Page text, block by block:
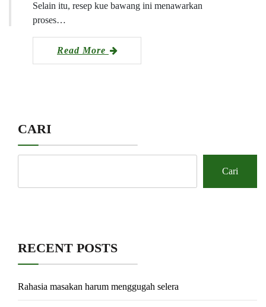
Selain itu, resep kue bawang ini menawarkan
proses…
Read More
CARI
Cari
RECENT POSTS
Rahasia masakan harum menggugah selera